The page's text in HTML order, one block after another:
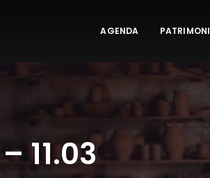
AGENDA PATRIMONI
11.03